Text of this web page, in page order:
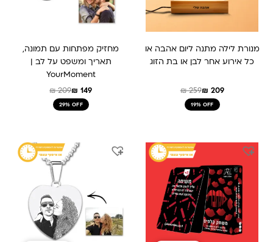
מנורת לילה מתנה ליום אהבה או
כל אירוע אחר לבן או בת הזוג
₪259₪ 209
19% OFF
מחזיק מפתחות עם תמונה,
תאריך ומשפט על לב |
YourMoment
₪209₪ 149
29% OFF
המחיר
היה:
₪ 199.
המחיר
הוא:
₪ 159.
המחיר
המקורי
המחיר
הנוכחי